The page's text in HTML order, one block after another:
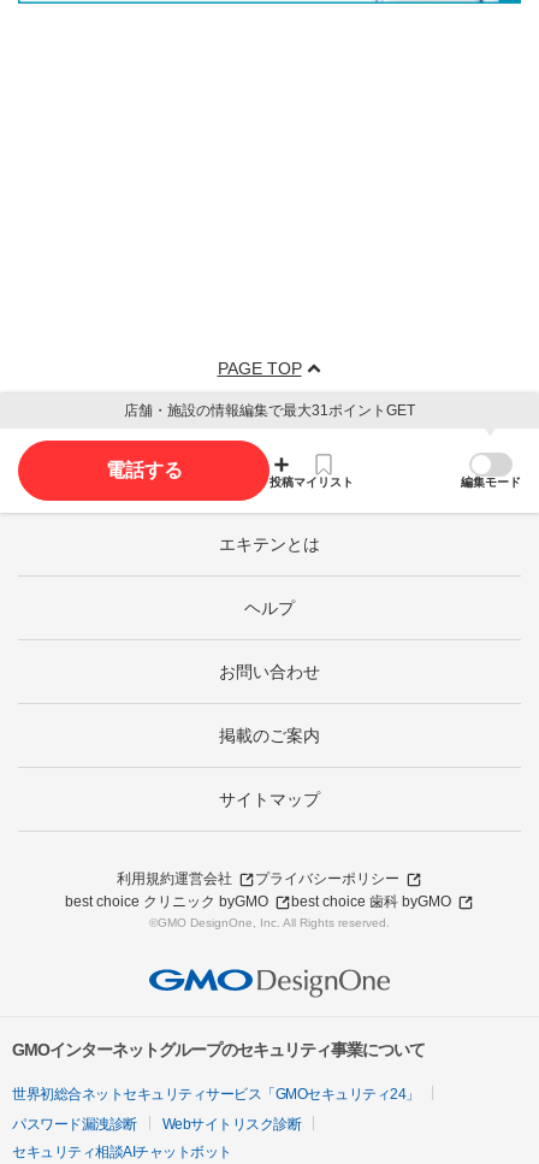
PAGE TOP
店舗・施設の情報編集で最大31ポイントGET
電話する
投稿マイリスト 編集モード
エキテンとは
ヘルプ
お問い合わせ
掲載のご案内
サイトマップ
利用規約運営会社
プライバシーポリシー
best choice クリニック byGMO
best choice 歯科 byGMO
©GMO DesignOne, Inc. All Rights reserved.
GMOインターネットグループのセキュリティ事業について
世界初総合ネットセキュリティサービス「GMOセキュリティ24」
パスワード漏洩診断
Webサイトリスク診断
セキュリティ相談AIチャットボット